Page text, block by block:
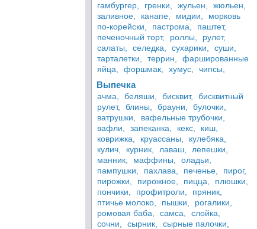
гамбургер,
гренки, жульен,
жюльен,
заливное,
канапе, мидии,
морковь
по-корейски,
пастрома,
паштет,
печеночный торт,
роллы,
рулет,
салаты,
селедка, сухарики,
суши,
тарталетки,
террин,
фаршированные
яйца,
форшмак, хумус, чипсы,
Выпечка
ачма, беляши, бисквит,
бисквитный
рулет,
блины, брауни,
булочки,
ватрушки,
вафельные трубочки,
вафли,
запеканка, кекс,
киш,
коврижка,
круассаны,
кулебяка,
кулич,
курник, лаваш,
лепешки,
манник,
маффины,
оладьи,
пампушки,
пахлава, печенье,
пирог,
пирожки,
пирожное, пицца,
плюшки,
пончики,
профитроли,
пряник,
птичье молоко,
пышки,
рогалики,
ромовая баба,
самса,
слойка,
сочни,
сырник,
сырные палочки,